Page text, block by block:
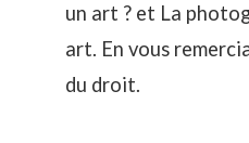
un art ? et La
art. En vous
du droit.